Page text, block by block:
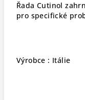
Řada Cutinol
pro specifické
Výrobce : Itálie